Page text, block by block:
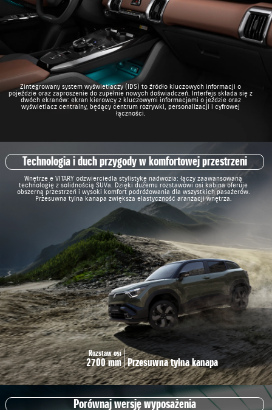
Zintegrowany system wyświetlaczy (IDS) to źródło kluczowych informacji o
pojeździe oraz zaproszenie do zupełnie nowych doświadczeń. Interfejs składa się z
dwóch ekranów: ekran kierowcy z kluczowymi informacjami o jeździe oraz
wyświetlacz centralny, będący centrum rozrywki, personalizacji i cyfrowej
łączności.
Technologia i duch przygody w komfortowej przestrzeni
Wnętrze e VITARY odzwierciedla stylistykę nadwozia: łączy zaawansowaną
technologię z solidnością SUVa. Dzięki dużemu rozstawowi osi kabina oferuje
obszerną przestrzeń i wysoki komfort podróżowania dla wszystkich pasażerów.
Przesuwna tylna kanapa zwiększa elastyczność aranżacji wnętrza.
Rozstaw osi
2700 mm Przesuwna tylna kanapa
Porównaj wersję wyposażenia